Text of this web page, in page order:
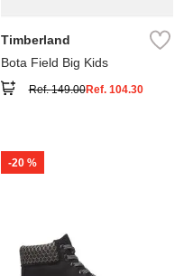
Timberland
Bota Field Big Kids
Ref.149.00Ref. 104.30
-20 %